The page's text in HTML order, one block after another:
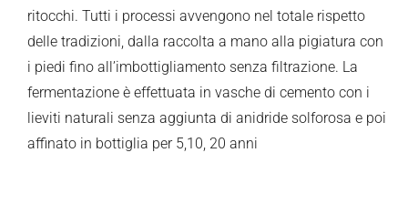
ritocchi. Tutti i processi avvengono nel totale rispetto
delle tradizioni, dalla raccolta a mano alla pigiatura con
i piedi fino all’imbottigliamento senza filtrazione. La
fermentazione è effettuata in vasche di cemento con i
lieviti naturali senza aggiunta di anidride solforosa e poi
affinato in bottiglia per 5,10, 20 anni